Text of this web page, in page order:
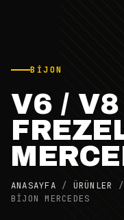
BIJON
V6 /
ANASAYFA / ÜRÜNLER
BİJON MERCEDES